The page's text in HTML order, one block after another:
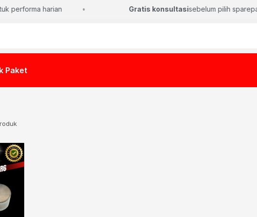
performa harian Gratis konsultasisebelum pilih sparepart
Paket